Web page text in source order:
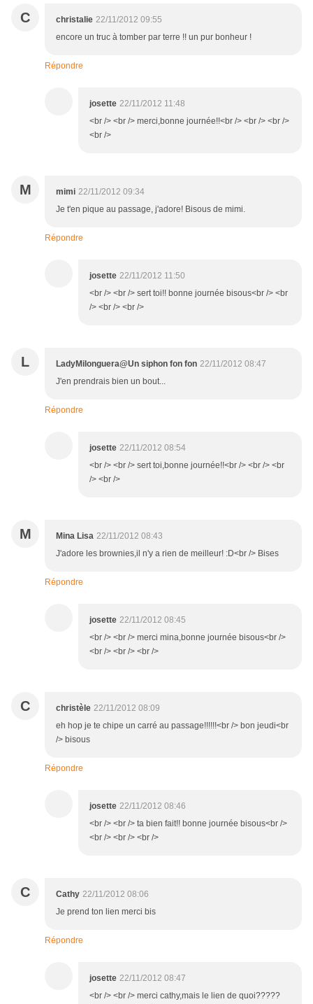
C christalie 22/11/2012 09:55
encore un truc à tomber par terre !! un pur bonheur !
Répondre
josette 22/11/2012 11:48
<br /> <br /> merci,bonne journée!!<br /> <br /> <br />
<br />
M mimi 22/11/2012 09:34
Je t'en pique au passage, j'adore! Bisous de mimi.
Répondre
josette 22/11/2012 11:50
<br /> <br /> sert toi!! bonne journée bisous<br /> <br
/> <br /> <br />
L LadyMilonguera@Un siphon fon fon 22/11/2012 08:47
J'en prendrais bien un bout...
Répondre
josette 22/11/2012 08:54
<br /> <br /> sert toi,bonne journée!!<br /> <br /> <br
/> <br />
M Mina Lisa 22/11/2012 08:43
J'adore les brownies,il n'y a rien de meilleur! :D<br /> Bises
Répondre
josette 22/11/2012 08:45
<br /> <br /> merci mina,bonne journée bisous<br />
<br /> <br /> <br />
C christèle 22/11/2012 08:09
eh hop je te chipe un carré au passage!!!!!!<br /> bon jeudi<br
/> bisous
Répondre
josette 22/11/2012 08:46
<br /> <br /> ta bien fait!! bonne journée bisous<br />
<br /> <br /> <br />
C Cathy 22/11/2012 08:06
Je prend ton lien merci bis
Répondre
josette 22/11/2012 08:47
<br /> <br /> merci cathy,mais le lien de quoi?????